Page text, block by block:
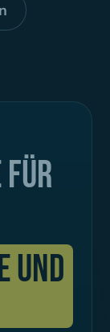
für
und